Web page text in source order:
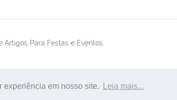
experiência em nosso site. Leia mais...
Artigos Para Festas e Eventos